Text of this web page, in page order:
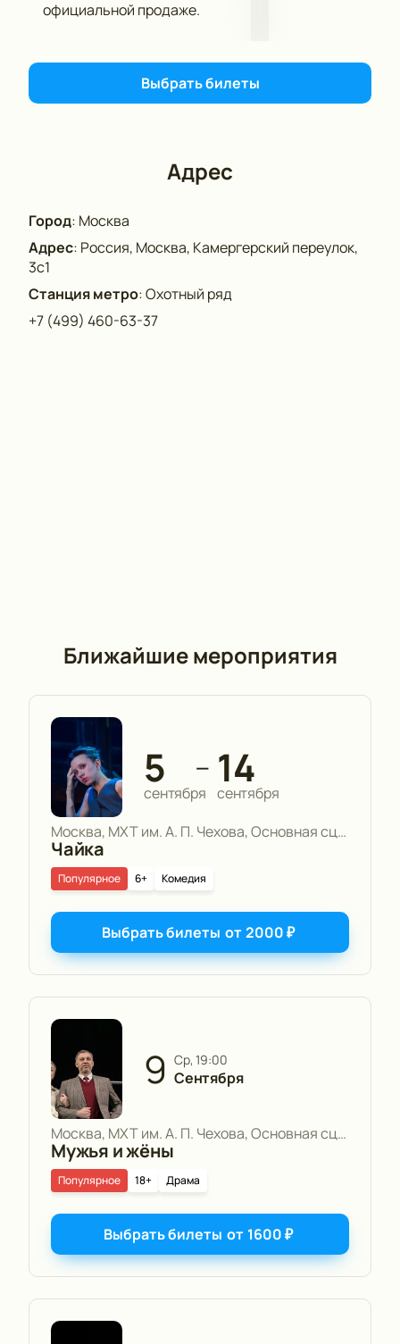
официальной продаже.
Выбрать билеты
Адрес
Город: Москва
Адрес: Россия, Москва, Камергерский переулок,
3с1
Станция метро:Охотный ряд
+7 (499) 460-63-37
Ближайшие мероприятия
5
сентября
— 14
сентября
Москва, МХТ им. А. П. Чехова, Основная сцена
Чайка
6+ Комедия
Популярное
Выбрать билеты от2000₽
9 ср, 19:00
Сентября
Москва, МХТ им. А. П. Чехова, Основная сцена
Мужья и жёны
18+ Драма
Популярное
Выбрать билеты от 1600₽